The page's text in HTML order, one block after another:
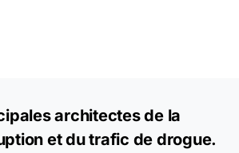
architectes de la
et du trafic de drogue.